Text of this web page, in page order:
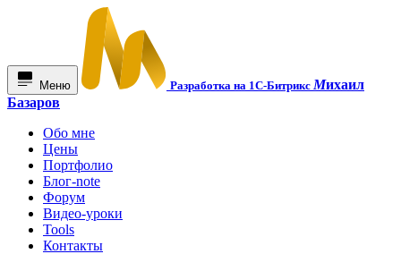
Меню Разработка на 1С-БитриксМихаил
Базаров
Обо мне
Цены
Портфолио
Блог-note
Форум
Видео-уроки
Tools
Контакты